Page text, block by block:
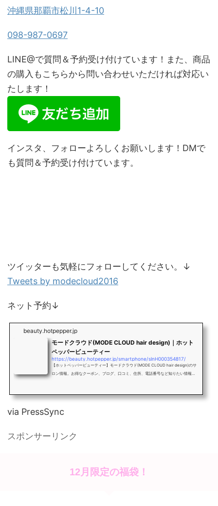
沖縄県那覇市松川1-4-10
098-987-0697
LINE@で質問＆予約受け付けています！また、商品
の購入もこちらから問い合わせいただければ対応い
たします！
インスタ、フォローよろしくお願いします！DMで
も質問＆予約受け付けています。
ツイッターも気軽にフォローしてください。↓
Tweets by modecloud2016
ネット予約↓
beauty.hotpepper.jp
モードクラウド(MODE CLOUD hair design)｜ホット
ペッパービューティー
https://beauty.hotpepper.jp/smartphone/slnH000354817/
【ホットペッパービューティー】モードクラウド(MODE CLOUD hair design)のサ
ロン情報。お得なクーポン、ブログ、口コミ、住所、電話番号など知りたい情報満
via PressSync
スポンサーリンク
12月限定の福袋！